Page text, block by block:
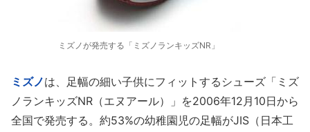
ミズノが発売する「ミズノランキッズNR」
ミズノは、足幅の細い子供にフィットするシューズ「ミズ
ノランキッズNR（エヌアール）」を2006年12月10日から
全国で発売する。約53%の幼稚園児の足幅がJIS（日本工